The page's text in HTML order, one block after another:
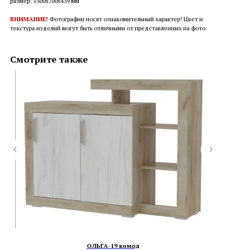
ВНИМАНИЕ! Фотографии носят ознакомительный характер! Цвет и
текстура изделий могут быть отличными от представленных на фото.
Смотрите также
ОЛЬГА-19 комод